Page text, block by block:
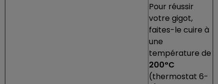
Pour réussir
votre gigot,
faites-le cuire à
une
température de
200°C
(thermostat 6-